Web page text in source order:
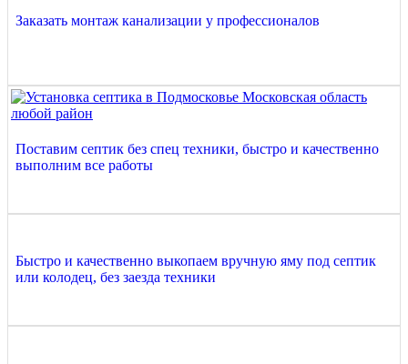
Заказать монтаж канализации у профессионалов
Поставим септик без спец техники, быстро и качественно
выполним все работы
Быстро и качественно выкопаем вручную яму под септик
или колодец, без заезда техники